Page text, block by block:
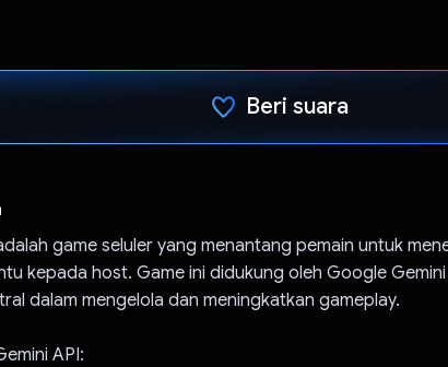
Beri suara
game seluler yang menantang pemain untuk
kepada host. Game ini didukung oleh Google Gemini
dalam mengelola dan meningkatkan gameplay.
API: